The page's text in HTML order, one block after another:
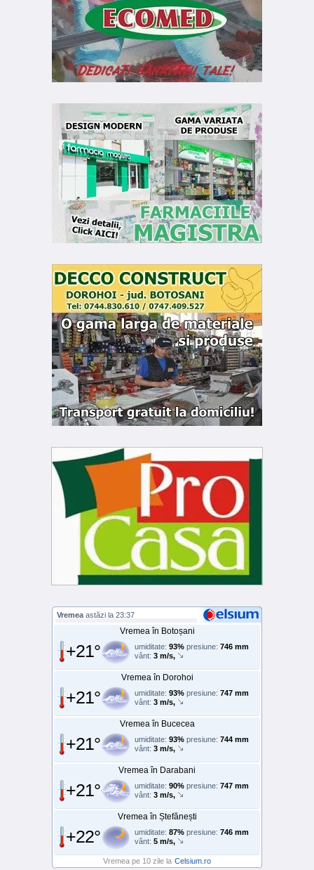
Vremea astăzi la 23:37
Vremea în Botoșani
+21° umiditate: 93% presiune: 746 mm
vânt: 3 m/s,
Vremea în Dorohoi
+21° umiditate: 93% presiune: 747 mm
vânt: 3 m/s,
Vremea în Bucecea
+21° umiditate: 93% presiune: 744 mm
vânt: 3 m/s,
Vremea în Darabani
+21° umiditate: 90% presiune: 747 mm
vânt: 3 m/s,
Vremea în Ștefănești
+22° umiditate: 87% presiune: 746 mm
vânt: 5 m/s,
Vremea pe 10 zile la Celsium.ro